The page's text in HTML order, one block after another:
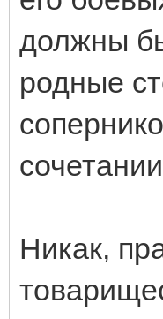
должны
родные
Никак,